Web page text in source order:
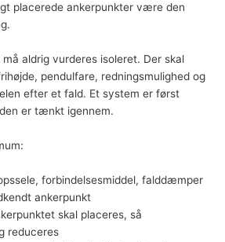
placerede ankerpunkter være den
aldrig vurderes isoleret. Der skal
pendulfare, redningsmulighed og
efter et fald. Et system er først
er tænkt igennem.
forbindelsesmiddel, falddæmper
ankerpunkt
skal placeres, så
reduceres